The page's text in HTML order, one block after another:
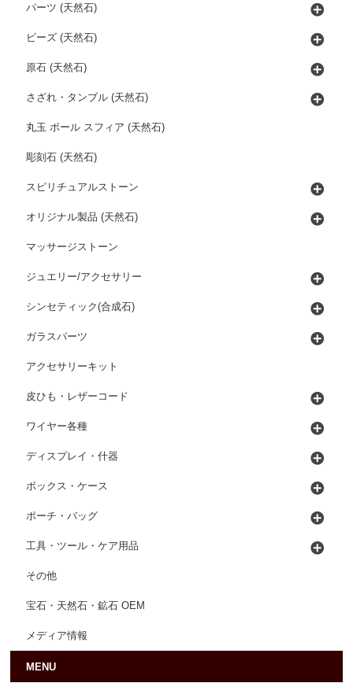
パーツ (天然石)
ビーズ (天然石)
原石 (天然石)
さざれ・タンブル (天然石)
丸玉 ボール スフィア (天然石)
彫刻石 (天然石)
スピリチュアルストーン
オリジナル製品 (天然石)
マッサージストーン
ジュエリー/アクセサリー
シンセティック(合成石)
ガラスパーツ
アクセサリーキット
皮ひも・レザーコード
ワイヤー各種
ディスプレイ・什器
ボックス・ケース
ポーチ・バッグ
工具・ツール・ケア用品
その他
宝石・天然石・鉱石 OEM
メディア情報
MENU